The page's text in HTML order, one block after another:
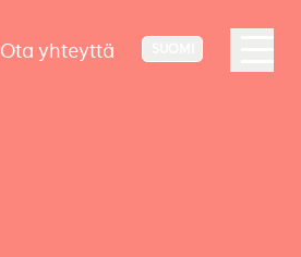
Ota yhteyttä